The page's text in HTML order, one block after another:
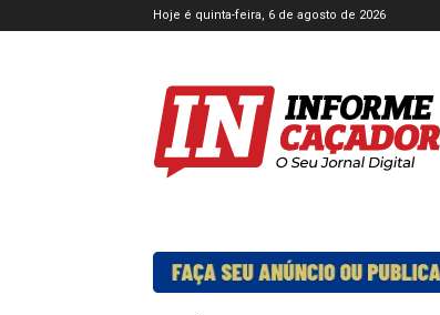
Hoje é quinta-feira, 6 de agosto de 2026